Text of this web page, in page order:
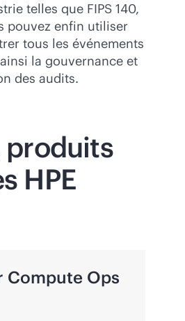
telles que FIPS 140,
pouvez enfin utiliser
tous les événements
la gouvernance et
des audits.
produits
HPE
Compute Ops